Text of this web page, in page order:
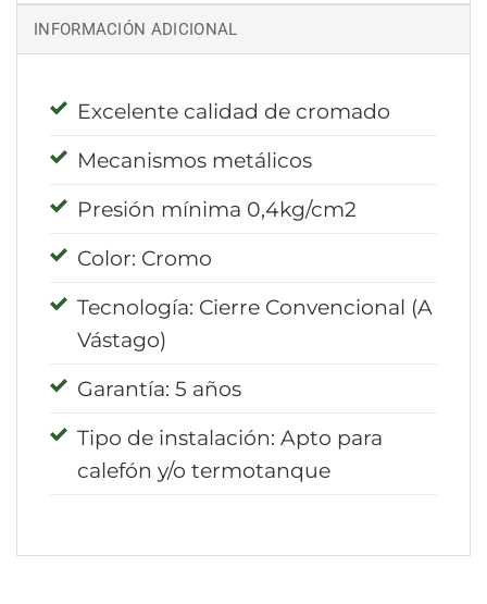
INFORMACIÓN ADICIONAL
Excelente calidad de cromado
Mecanismos metálicos
Presión mínima 0,4kg/cm2
Color: Cromo
Tecnología: Cierre Convencional (A
Vástago)
Garantía: 5 años
Tipo de instalación: Apto para
calefón y/o termotanque